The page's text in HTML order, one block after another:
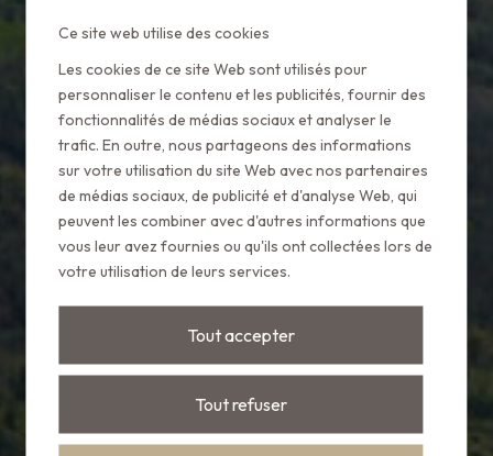
Home
Puebloastur seleccionado por Conde Nast
Johansens
Puebloastur
seleccionado por
Conde Nast
Johansens
Ce site web utilise des cookies
Les cookies de ce site Web sont utilisés pour
personnaliser le contenu et les publicités, fournir des
fonctionnalités de médias sociaux et analyser le
trafic. En outre, nous partageons des informations
sur votre utilisation du site Web avec nos partenaires
de médias sociaux, de publicité et d'analyse Web, qui
peuvent les combiner avec d'autres informations que
vous leur avez fournies ou qu'ils ont collectées lors de
votre utilisation de leurs services.
Tout accepter
Tout refuser